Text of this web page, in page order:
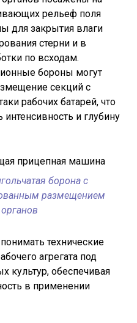
рельеф поля
для закрытия влаги
стерни и в
по всходам.
бороны могут
секций с
рабочих батарей, что
и глубину
борона с
размещением
технические
агрегата под
культур, обеспечивая
в применении